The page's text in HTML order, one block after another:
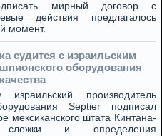
мирный договор с
действия предлагалось
момент.
судится с израильским
оборудования
производитель
Septier подписал
мексиканского штата Кинтана-
и определения